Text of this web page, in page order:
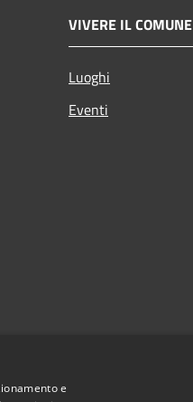
VIVERE IL COMUNE
Luoghi
Eventi
e